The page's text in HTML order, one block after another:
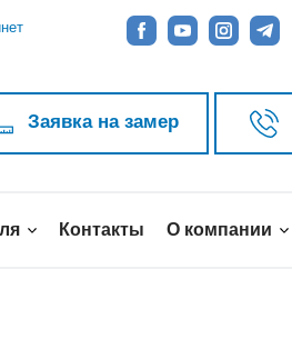
Заявка на замер
Контакты О компании